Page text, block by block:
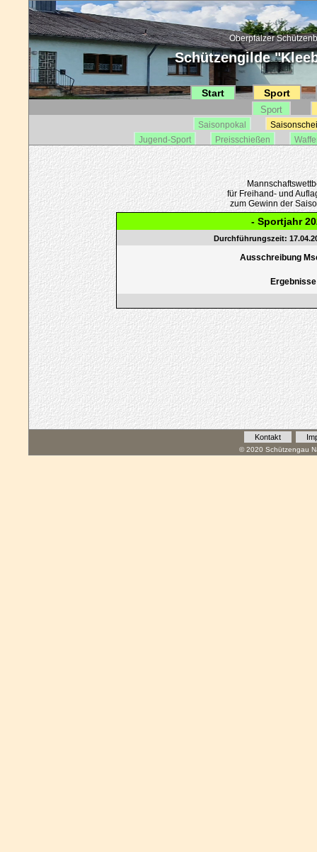
Oberpfälzer
Schützengilde
Start Sport
Sport
Saisonpokal
Jugend-Sport
Preisschießen
für Freihand- und
zum Gewinn der
- Sportjahr
Durchführungszeit:
Ausschreibung
Ergebnisse
Kontakt
© 2020 Schützengau